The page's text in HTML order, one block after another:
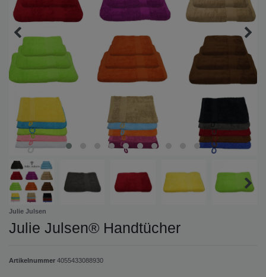
Julie Julsen
Julie Julsen® Handtücher
Artikelnummer 4055433088930